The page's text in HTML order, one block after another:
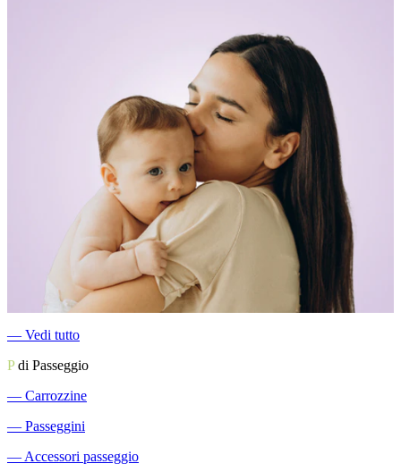
― Vedi tutto
Pdi Passeggio
― Carrozzine
― Passeggini
― Accessori passeggio